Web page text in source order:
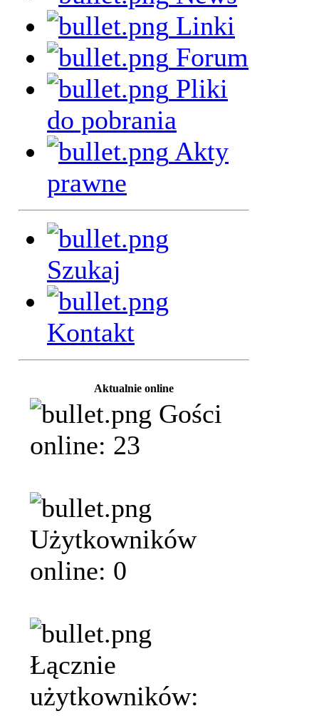
Linki
Forum
Pliki
do pobrania
Akty
prawne
Szukaj
Kontakt
Aktualnie online
Gości
online: 23
Użytkowników
online: 0
Łącznie
użytkowników: